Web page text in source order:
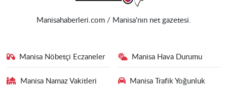
Manisahaberleri.com / Manisa'nın net gazetesi.
Manisa Nöbetçi Eczaneler Manisa Hava Durumu
Manisa Namaz Vakitleri Manisa Trafik Yoğunluk